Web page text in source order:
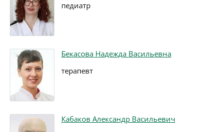
педиатр
Бекасова Надежда Васильевна
терапевт
Кабаков Александр Васильевич